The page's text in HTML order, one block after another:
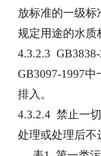
放标准的一级标
规定用途的水质
4.3.2.3
GB3097-1997
排入。
4.3.2.4 禁止一
处理或处理后不